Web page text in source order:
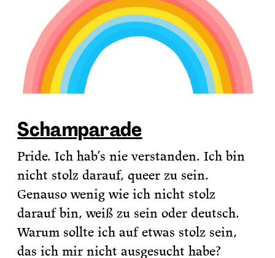
Schamparade
Pride. Ich hab’s nie verstanden. Ich bin
nicht stolz darauf, queer zu sein.
Genauso wenig wie ich nicht stolz
darauf bin, weiß zu sein oder deutsch.
Warum sollte ich auf etwas stolz sein,
das ich mir nicht ausgesucht habe?